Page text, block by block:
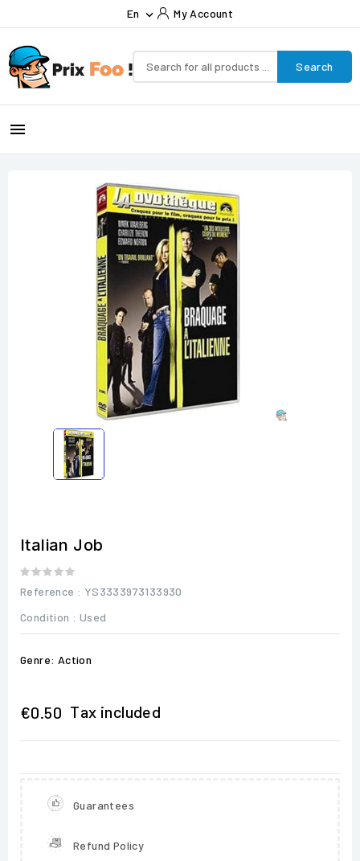
En  My Account
Search

Italian Job
Reference : YS3333973133930
Condition : Used
Genre: Action
€0.50 Tax included
Guarantees
Refund Policy